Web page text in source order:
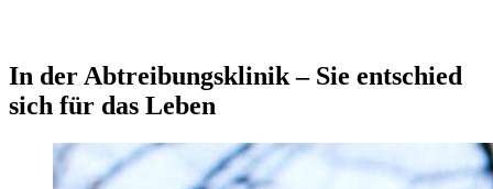
In der Abtreibungsklinik – Sie entschied
sich für das Leben